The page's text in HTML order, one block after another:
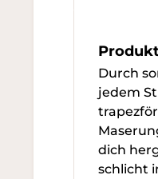
Durch
jedem
dich
schlicht